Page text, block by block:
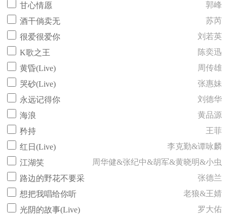
甘心情愿
郭峰
酒干倘卖无
苏芮
很爱很爱你
刘若英
K歌之王
陈奕迅
黄昏(Live)
周传雄
哭砂(Live)
张惠妹
永远记得你
刘德华
海浪
黄品源
矜持
王菲
红日(Live)
李克勤&谭咏麟
江湖笑
周华健&张纪中&胡军&黄晓明&小虫
路边的野花不要采
张德兰
想把我唱给你听
老狼&王婧
光阴的故事(Live)
罗大佑